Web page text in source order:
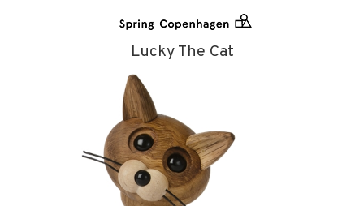
Leksaker, Barn & Baby
Varumärken
Lucky The Cat